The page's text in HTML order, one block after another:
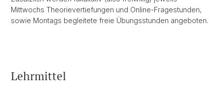
Mittwochs Theorievertiefungen und Online-Fragestunden,
sowie Montags begleitete freie Übungsstunden angeboten.
Lehrmittel